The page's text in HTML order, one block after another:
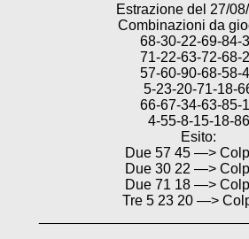
Estrazione del 27/
Combinazioni da
68-30-22-69-84-
71-22-63-72-68-
57-60-90-68-58-
5-23-20-71-18-
66-67-34-63-85-
4-55-8-15-18-86
Esito:
Due 57 45 —>
Due 30 22 —>
Due 71 18 —>
Tre 5 23 20 —>